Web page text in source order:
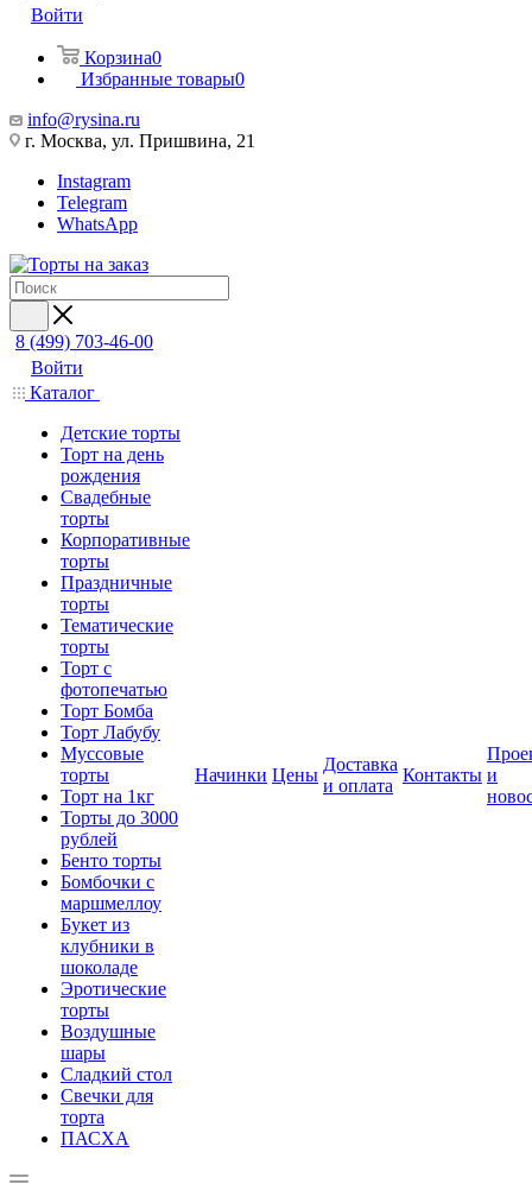
Войти
Корзина0
Избранные товары0
info@rysina.ru
г. Москва, ул. Пришвина, 21
Instagram
Telegram
WhatsApp
8 (499) 703-46-00
Войти
Каталог
Детские торты
Торт на день
рождения
Свадебные
торты
Корпоративные
торты
Праздничные
торты
Тематические
торты
Торт с
фотопечатью
Торт Бомба
Торт Лабубу
Муссовые
торты
Торт на 1кг
Торты до 3000
рублей
Бенто торты
Бомбочки с
маршмеллоу
Букет из
клубники в
шоколаде
Эротические
торты
Воздушные
шары
Сладкий стол
Свечки для
торта
ПАСХА
Начинки Цены
Доставка
и оплата
Контакты и